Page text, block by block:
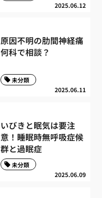
2025.06.12
原因不明の肋間神経痛
何科で相談？
2025.06.11
未分類
いびきと眠気は要注
意！睡眠時無呼吸症候
群と過眠症
2025.06.09
未分類